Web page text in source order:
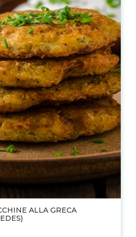
ALLA GRECA